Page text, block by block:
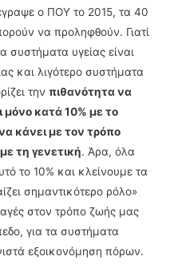
ο ΠΟΥ το 2015, τα 40
να προληφθούν. Γιατί
συστήματα υγείας είναι
και λιγότερο συστήματα
τηνπιθανότητα να
μόνο κατά 10% με το
κάνει με τον τρόπο
τη γενετική. Άρα, όλα
το 10% και κλείνουμε τα
σημαντικότερο ρόλο»
στον τρόπο ζωής μας
για τα συστήματα
εξοικονόμηση πόρων.